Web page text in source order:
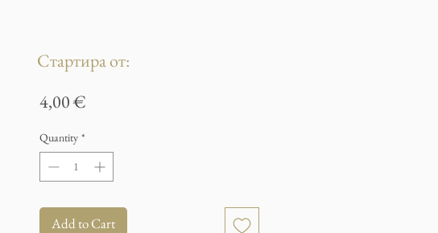
4,00 €Price
Quantity *
Add to Cart
Стартира от: